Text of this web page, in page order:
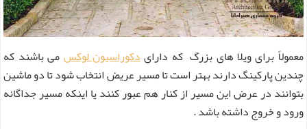
معمولاً برای ویلا های بزرگ که دارایدکوراسیون لوکسمی باشند که
چندین پارکینگ دارند بهتر است تا مسیر عریض انتخاب شود تا دو ماشین
بتوانند در عرض این مسیر از کنار هم عبور کنند یا اینکه مسیر جداگانه
ورود و خروج داشته باشد .